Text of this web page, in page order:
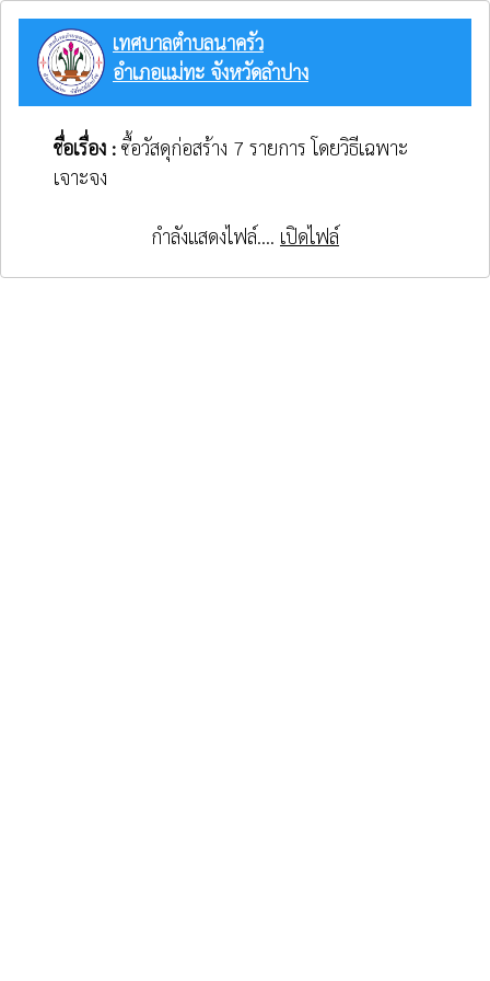
เทศบาลตำบลนาครัว
อำเภอแม่ทะ จังหวัดลำปาง
ชื่อเรื่อง : ซื้อวัสดุก่อสร้าง 7 รายการ โดยวิธีเฉพาะ
เจาะจง
กำลังแสดงไฟล์.... เปิดไฟล์